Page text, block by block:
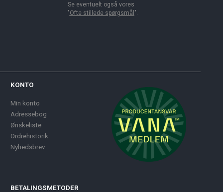
Se eventuelt også vores
"Ofte stillede spørgsmål ".
KONTO
Min konto
Adressebog
Ønskeliste
Ordrehistorik
Nyhedsbrev
BETALINGSMETODER